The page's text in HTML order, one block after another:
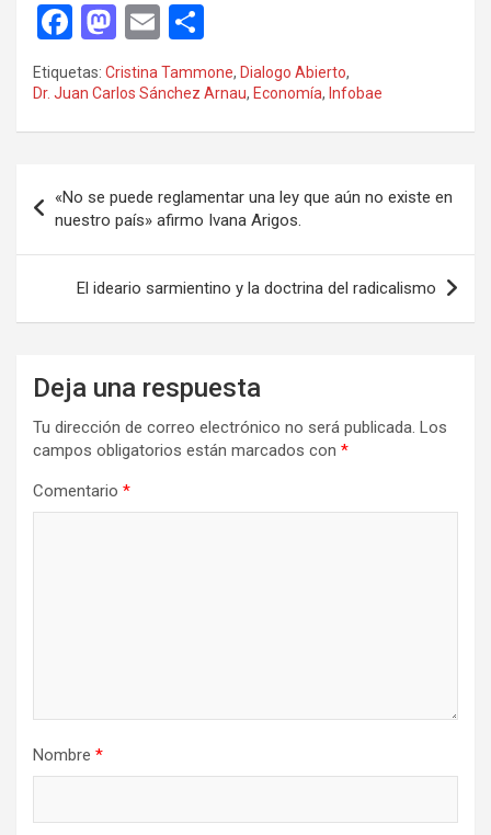
F
a
ce
b
o
k
M
a
st
o
o
n
E
m
ail m
p
tir
Etiquetas: Cristina Tammone, Dialogo Abierto,
Dr. Juan Carlos Sánchez Arnau, Economía, Infobae
de
entradas
«No se puede reglamentar una ley que aún no existe en
nuestro país» afirmo Ivana Arigos.
El ideario sarmientino y la doctrina del radicalismo
Deja una respuesta
Tu dirección de correo electrónico no será publicada. Los
campos obligatorios están marcados con *
Comentario *
Nombre *